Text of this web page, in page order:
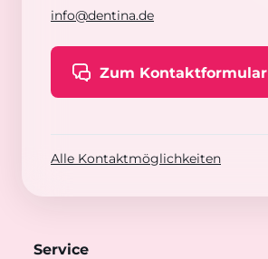
info@dentina.de
Zum Kontaktformular
Alle Kontaktmöglichkeiten
Service